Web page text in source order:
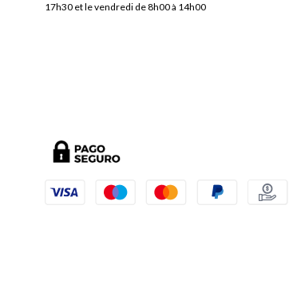
17h30 et le vendredi de 8h00 à 14h00